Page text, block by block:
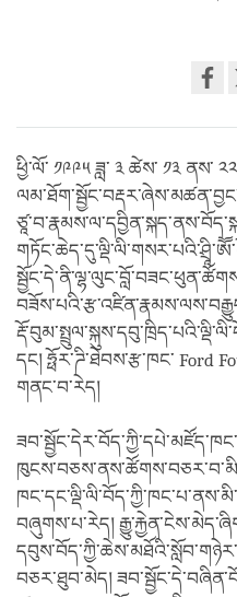
on
ཕྱི་ལོ་ ༡༩༩༥ ཟླ་ ༣ ཚེས་ ༡༣ ནས་
དང། ཧྥོར་ཌི་ཐེབས་རྩ་ཁང་ Ford
གནང་བ་རེད།
བཞུགས་པ་རེད།
བཅར་ཐུབ་མེད།